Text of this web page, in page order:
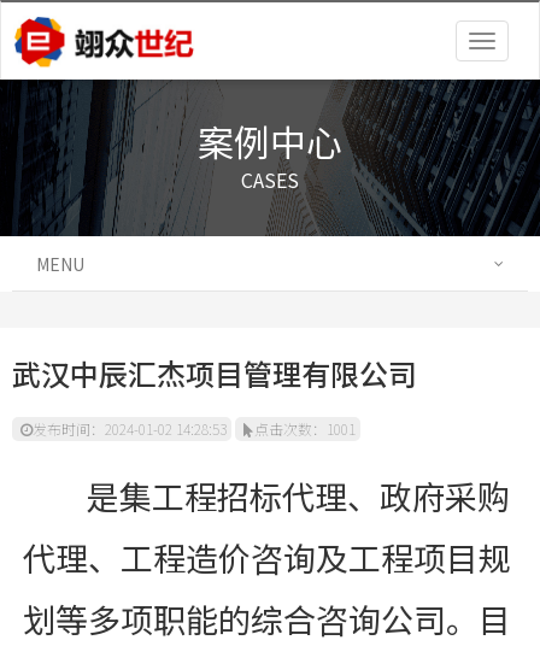
案例中心
CASES
MENU
武汉中辰汇杰项目管理有限公司
发布时间：2024-01-02 14:28:53 点击次数：1001
是集工程招标代理、政府采购
代理、工程造价咨询及工程项目规
划等多项职能的综合咨询公司。目